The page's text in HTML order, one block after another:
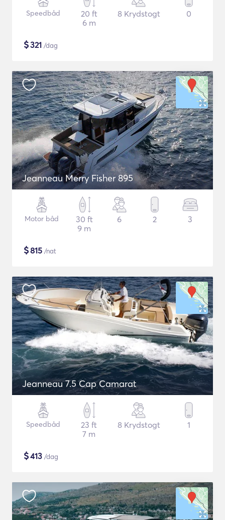
Speedbåd
20 ft
6 m
8 Krydstogt 0
$321 /dag
Jeanneau Merry Fisher 895
Motor båd
30 ft
9 m
6 2 3
$815 /nat
Jeanneau 7.5 Cap Camarat
Speedbåd
23 ft
7 m
8 Krydstogt 1
$413 /dag